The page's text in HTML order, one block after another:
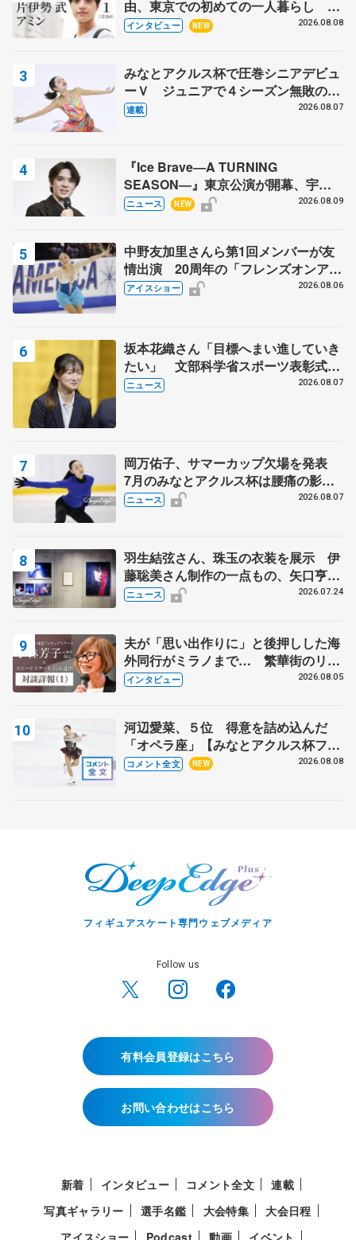
由、東京での初めての一人暮らし 注
目スケーターの「今」に迫る
インタビュー NEW 2026.08.08
みなとアクルス杯で圧巻シニアデビュ
ーＶ ジュニアで４シーズン無敗の島
田麻央
連載 2026.08.07
『Ice Brave―A TURNING
SEASON―』東京公演が開幕、宇野
昌磨の『Ice Brave』にかける思いを
ニュース NEW 2026.08.09
中野友加里さんら第1回メンバーが友
情出演 20周年の「フレンズオンアイ
ス」 宮本賢二さん、有川梨絵さん、
アイスショー 2026.08.06
坂本花織さん「目標へまい進していき
たい」 文部科学省スポーツ表彰式で
代表謝辞
ニュース 2026.08.07
岡万佑子、サマーカップ欠場を発表
7月のみなとアクルス杯は腰痛の影響
で
ニュース 2026.08.07
羽生結弦さん、珠玉の衣装を展示 伊
藤聡美さん制作の一点もの、矢口亨さ
んが撮影
ニュース 2026.07.24
夫が「思い出作りに」と後押しした海
外同行がミラノまで… 繁華街のリン
クでは不良のお兄さんも味方に 小林
インタビュー 2026.08.05
河辺愛菜、５位 得意を詰め込んだ
「オペラ座」【みなとアクルス杯フリ
ー】
コメント全文 NEW 2026.08.08
フィギュアスケート専門ウェブメディア
Follow us
有料会員登録はこちら
お問い合わせはこちら
新着 インタビュー コメント全文
連載
写真ギャラリー
選手名鑑 大会特集
大会日程
アイスショー
Podcast 動画 イベント